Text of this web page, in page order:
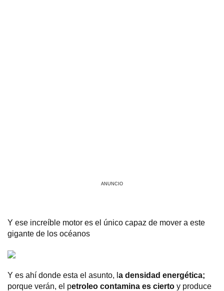
ANUNCIO
Y ese increíble motor es el único capaz de mover a este
gigante de los océanos
Y es ahí donde esta el asunto, l a densidad energética;
porque verán, el petroleo contamina es cierto y produce